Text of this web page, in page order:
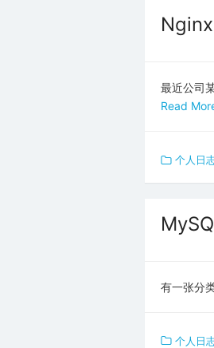
最近公司
Read
个人日
有一张分
个人日